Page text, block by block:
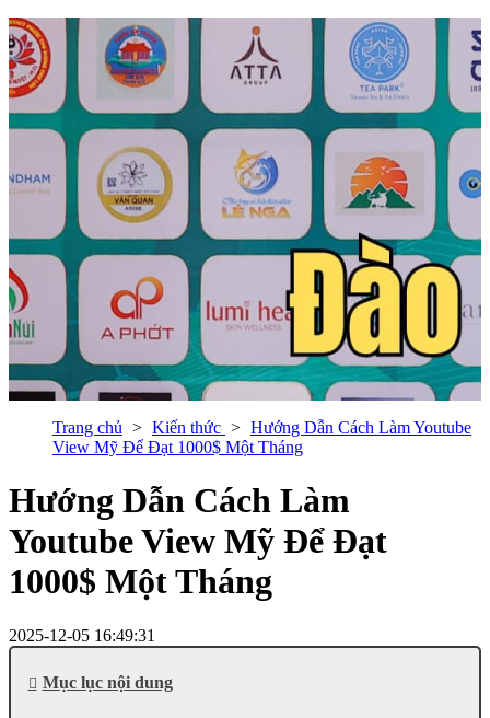
Trang chủ Kiến thức
Hướng Dẫn Cách Làm Youtube
View Mỹ Để Đạt 1000$ Một Tháng
Hướng Dẫn Cách Làm
Youtube View Mỹ Để Đạt
1000$ Một Tháng
2025-12-05 16:49:31
Mục lục nội dung